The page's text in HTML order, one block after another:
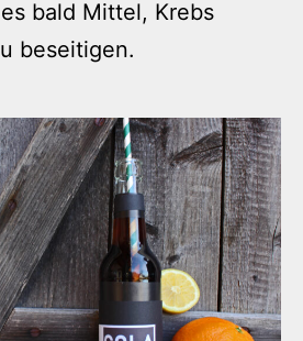
bald Mittel, Krebs
beseitigen.